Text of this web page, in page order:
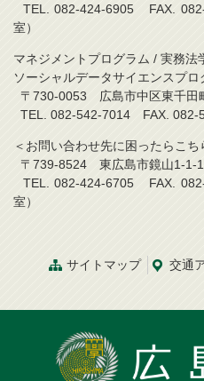
TEL. 082-424-6905 FAX.
室）
マネジメントプログラム / 実務法
ソーシャルデータサイエンスプロ
〒730-0053 広島市中区東千田
TEL. 082-542-7014 FAX. 082-
＜お問い合わせ先に困ったらこち
〒739-8524 東広島市鏡山1-1-
TEL. 082-424-6705 FAX.
室）
サイトマップ 交通